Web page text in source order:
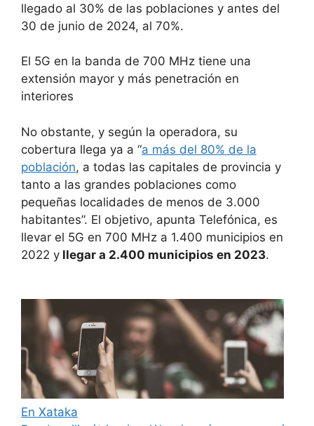
llegado al 30% de las poblaciones y antes del
30 de junio de 2024, al 70%.
El 5G en la banda de 700 MHz tiene una
extensión mayor y más penetración en
interiores
No obstante, y según la operadora, su
cobertura llega ya a “a más del 80% de la
población, a todas las capitales de provincia y
tanto a las grandes poblaciones como
pequeñas localidades de menos de 3.000
habitantes”. El objetivo, apunta Telefónica, es
llevar el 5G en 700 MHz a 1.400 municipios en
2022 y llegar a 2.400 municipios en 2023.
En Xataka